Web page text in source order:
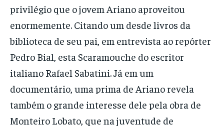
privilégio que o jovem Ariano aproveitou
enormemente. Citando um desde livros da
biblioteca de seu pai, em entrevista ao repórter
Pedro Bial, esta Scaramouche do escritor
italiano Rafael Sabatini. Já em um
documentário, uma prima de Ariano revela
também o grande interesse dele pela obra de
Monteiro Lobato, que na juventude de